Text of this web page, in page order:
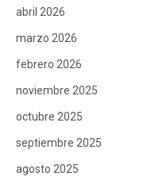
abril 2026
marzo 2026
febrero 2026
noviembre 2025
octubre 2025
septiembre 2025
agosto 2025